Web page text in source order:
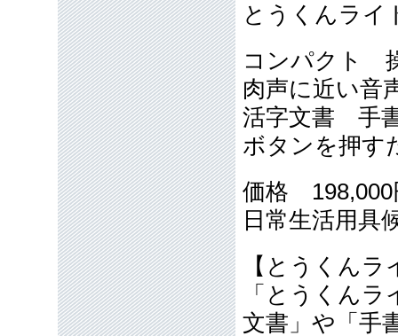
とうくんラ
コンパクト
肉声に近い音
活字文書 手
ボタンを押す
価格 198,000
日常生活用具
【とうくん
「とうくん
文書」や「手